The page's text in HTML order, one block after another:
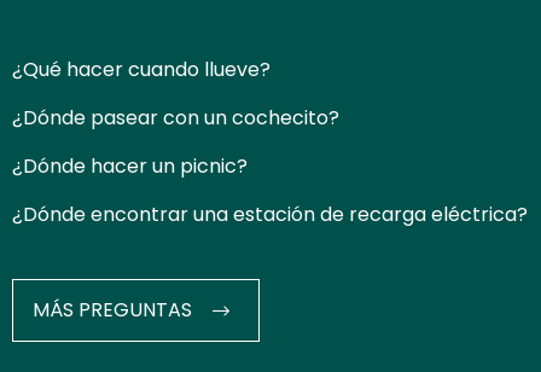
¿Qué hacer cuando llueve?
¿Dónde pasear con un cochecito?
¿Dónde hacer un picnic?
¿Dónde encontrar una estación de recarga eléctrica?
MÁS PREGUNTAS